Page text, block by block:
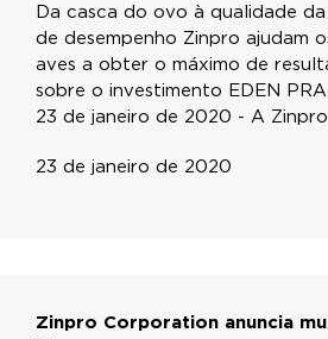
Da casca do ovo à qualidade da
de desempenho Zinpro ajudam
aves a obter o máximo de
sobre o investimento EDEN
23 de janeiro de 2020 - A
23 de janeiro de 2020
Zinpro Corporation anuncia